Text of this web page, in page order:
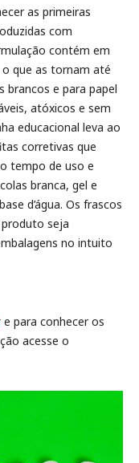
as primeiras
com
contém em
que as tornam até
brancos e para papel
atóxicos e sem
educacional leva ao
corretivas que
tempo de uso e
branca, gel e
d’água. Os frascos
seja
no intuito
e para conhecer os
acesse o